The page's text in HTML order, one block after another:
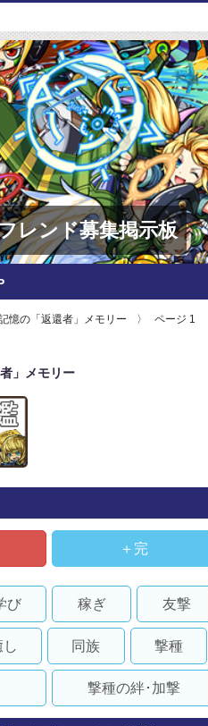
レンド募集掲示板
憶の「返還者」メモリー ページ 1
」メモリー
＋完
び 稼ぎ 友撃
し 同族 撃種
撃種の絆･加撃